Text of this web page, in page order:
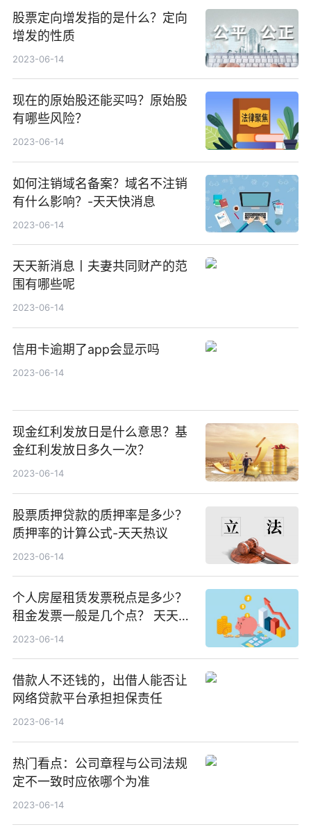
股票定向增发指的是什么？定向
增发的性质
2023-06-14
现在的原始股还能买吗？原始股
有哪些风险？
2023-06-14
如何注销域名备案？域名不注销
有什么影响？-天天快消息
2023-06-14
天天新消息丨夫妻共同财产的范
围有哪些呢
2023-06-14
信用卡逾期了app会显示吗
2023-06-14
现金红利发放日是什么意思？基
金红利发放日多久一次？
2023-06-14
股票质押贷款的质押率是多少？
质押率的计算公式-天天热议
2023-06-14
个人房屋租赁发票税点是多少？
租金发票一般是几个点？ 天天速
递
2023-06-14
借款人不还钱的，出借人能否让
网络贷款平台承担担保责任
2023-06-14
热门看点：公司章程与公司法规
定不一致时应依哪个为准
2023-06-14